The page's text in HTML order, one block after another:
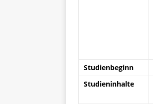
Studienbeginn
Studieninhalte